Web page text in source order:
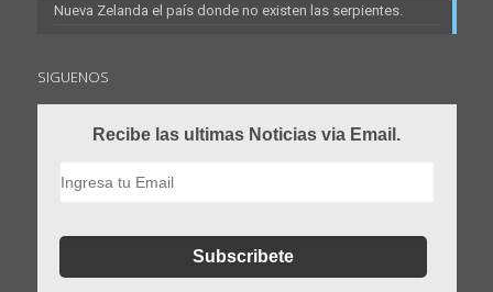
Nueva Zelanda el país donde no existen las serpientes.
SIGUENOS
Recibe las ultimas Noticias via Email.